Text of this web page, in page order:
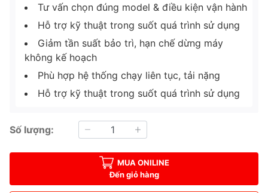
Tư vấn chọn đúng model & điều kiện vận hành
Hỗ trợ kỹ thuật trong suốt quá trình sử dụng
Giảm tần suất bảo trì, hạn chế dừng máy
không kế hoạch
Phù hợp hệ thống chạy liên tục, tải nặng
Hỗ trợ kỹ thuật trong suốt quá trình sử dụng
Số lượng:
MUA ONILINE
Đến giỏ hàng